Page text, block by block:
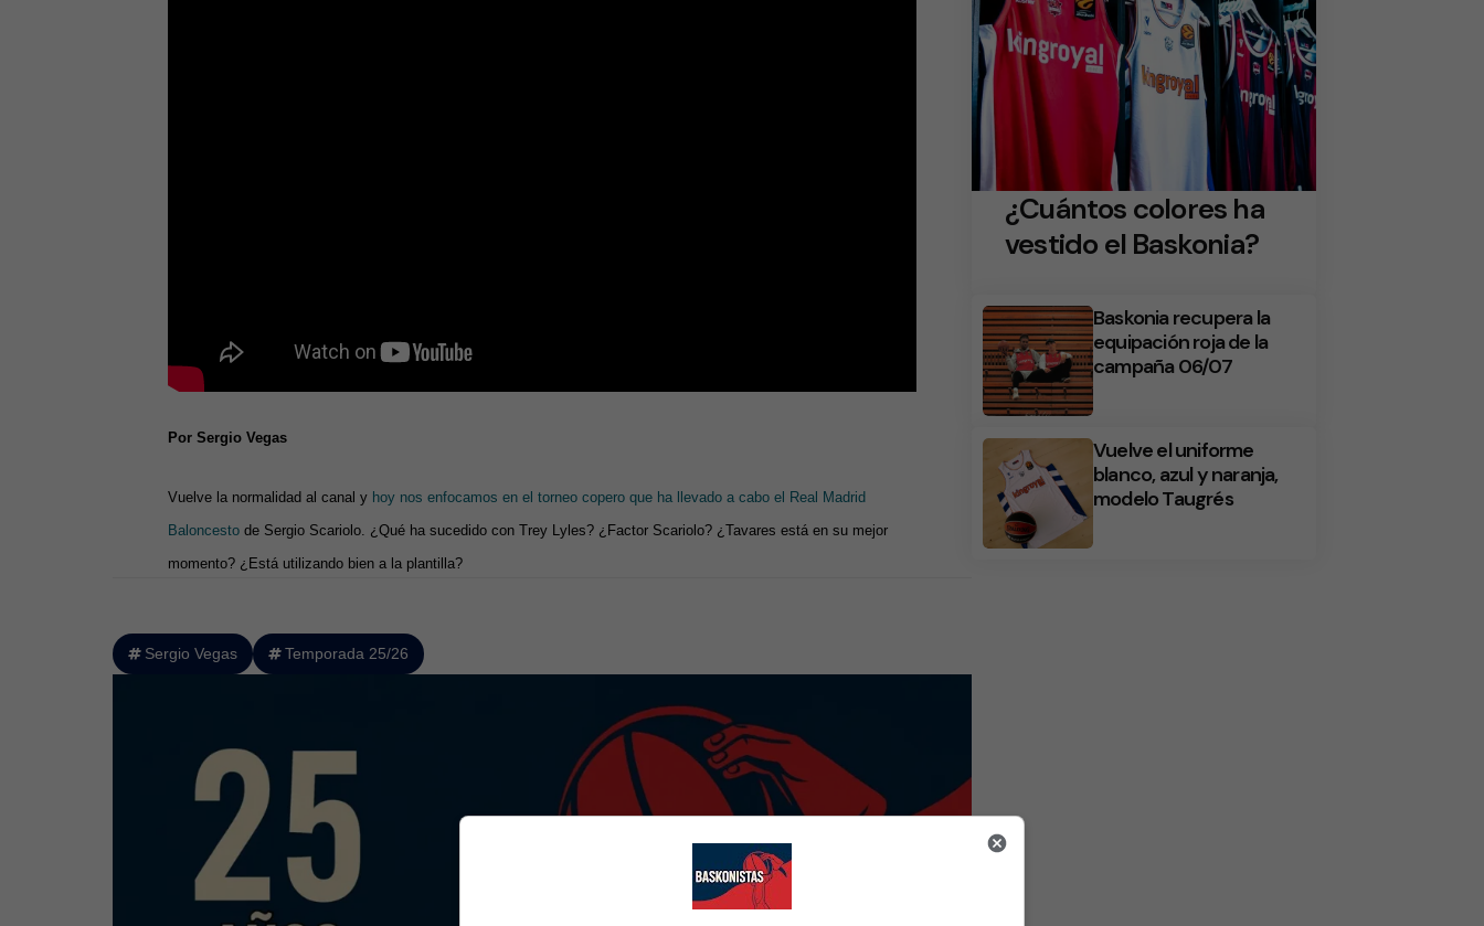
Por Sergio Vegas
Vuelve la normalidad al canal y hoy nos enfocamos en el torneo copero que ha llevado a cabo el Real Madrid
Baloncesto de Sergio Scariolo. ¿Qué ha sucedido con Trey Lyles? ¿Factor Scariolo? ¿Tavares está en su mejor
momento? ¿Está utilizando bien a la plantilla?
Sergio Vegas Temporada 25/26
¿Cuántos colores ha
vestido el Baskonia?
Baskonia recupera la
equipación roja de la
campaña 06/07
Vuelve el uniforme
blanco, azul y naranja,
modelo Taugrés